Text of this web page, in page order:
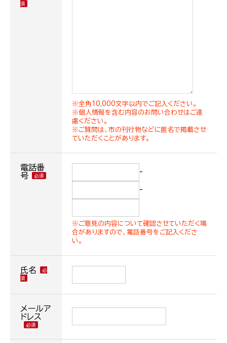
※全角10,000文字以内でご記入ください。
※個人情報を含む内容のお問い合わせはご遠
慮ください。
※ご質問は、市の刊行物などに匿名で掲載させ
ていただくことがあります。
電話番
号
-
-
※ご意見の内容について確認させていただく場
合がありますので、電話番号をご記入くださ
い。
氏名
メールア
ドレス